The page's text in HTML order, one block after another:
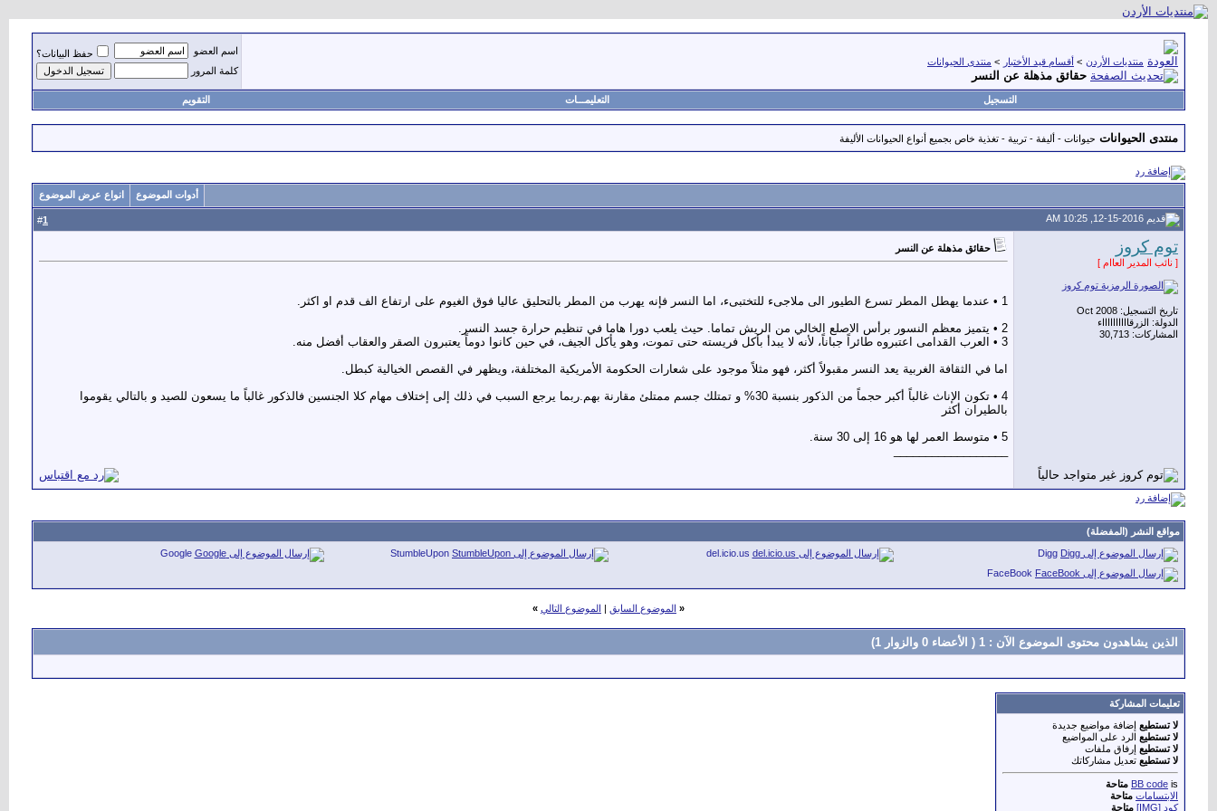
منتديات الأردن > أقسام قيد الأختبار > منتدى الحيوانات
حقائق مذهلة عن النسر
اسم العضو
حفظ البيانات؟
كلمة المرور
التسجيل التعليمـــات التقويم
منتدى الحيوانات حيوانات - أليفة - تربية - تغذية خاص بجميع أنواع الحيوانات الأليفة
أدوات الموضوع انواع عرض الموضوع
1
توم كروز
[ نائب المدير العاام ]
تاريخ التسجيل: Oct 2008
الدولة: الزرقااااااااااء
المشاركات: 30,713
حقائق مذهلة عن النسر
1 • عندما يهطل المطر تسرع الطيور الى ملاجىء للتختبىء، اما النسر فإنه يهرب من المطر بالتحليق عاليا فوق الغيوم على ارتفاع الف قدم او اكثر.
2 • يتميز معظم النسور برأس الاصلع الخالي من الريش تماما. حيث يلعب دورا هاما في تنظيم حرارة جسد النسر.
3 • العرب القدامى اعتبروه طائراً جباناً، لأنه لا يبدأ بأكل فريسته حتى تموت، وهو يأكل الجيف، في حين كانوا دوماً يعتبرون الصقر والعقاب أفضل منه.
اما في الثقافة الغربية يعد النسر مقبولاً أكثر، فهو مثلاً موجود على شعارات الحكومة الأمريكية المختلفة، ويظهر في القصص الخيالية كبطل.
4 • تكون الإناث غالباً أكبر حجماً من الذكور بنسبة 30% و تمتلك جسم ممتلئ مقارنة بهم.ربما يرجع السبب في ذلك إلى إختلاف مهام كلا الجنسين فالذكور غالباً ما يسعون للصيد و بالتالي يقوموا
بالطيران أكثر
5 • متوسط العمر لها هو 16 إلى 30 سنة.
مواقع النشر (المفضلة)
Digg
del.icio.us
StumbleUpon
Google
FaceBook
« الموضوع السابق | الموضوع التالي »
الذين يشاهدون محتوى الموضوع الآن : 1 ( الأعضاء 0 والزوار 1)
تعليمات المشاركة
لا تستطيع إضافة مواضيع جديدة
لا تستطيع الرد على المواضيع
لا تستطيع إرفاق ملفات
لا تستطيع تعديل مشاركاتك
BB code is
متاحة
الابتسامات متاحة
كود [IMG]
متاحة